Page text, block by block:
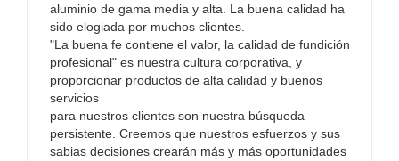
aluminio de gama media y alta. La buena calidad ha
sido elogiada por muchos clientes.
"La buena fe contiene el valor, la calidad de fundición
profesional" es nuestra cultura corporativa, y
proporcionar productos de alta calidad y buenos
servicios
para nuestros clientes son nuestra búsqueda
persistente. Creemos que nuestros esfuerzos y sus
sabias decisiones crearán más y más oportunidades